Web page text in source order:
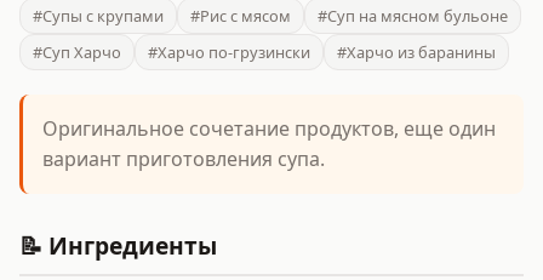
#Супы с крупами
#Рис с мясом
#Суп на мясном бульоне
#Суп Харчо
#Харчо по-грузински #Харчо из баранины
Оригинальное сочетание продуктов, еще один
вариант приготовления супа.
📝 Ингредиенты